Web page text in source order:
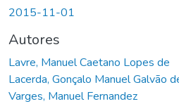
2015-11-01
Autores
Lavre, Manuel Caetano Lopes de
Lacerda, Gonçalo Manuel Galvão
Varges, Manuel Fernandez